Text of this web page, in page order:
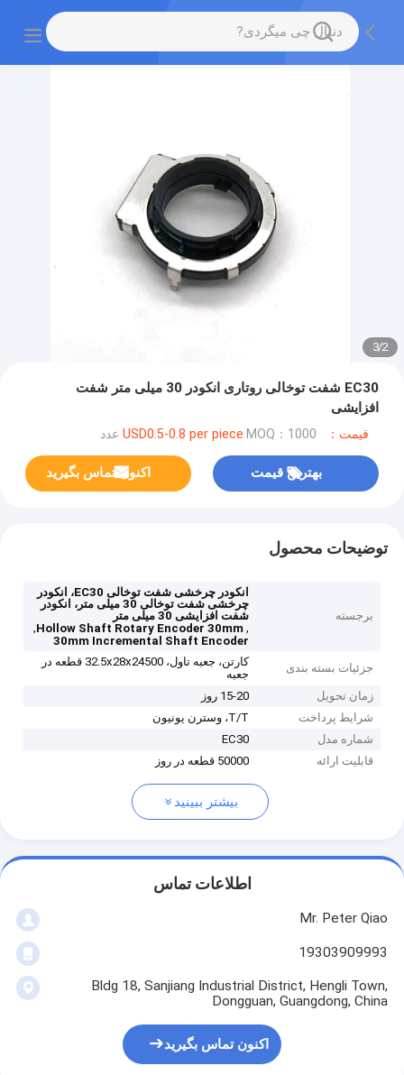
2
/
3
EC30 شفت توخالی روتاری انکودر 30 میلی متر شفت
افزایشی
قیمت：USD0.5-0.8 per piece MOQ：1000 عدد
بهترین قیمت اکنون تماس بگیرید
توضیحات محصول
برجسته
انکودر چرخشی شفت توخالی EC30، انکودر
چرخشی شفت توخالی 30 میلی متر، انکودر
شفت افزایشی 30 میلی متر
,
Hollow Shaft Rotary Encoder 30mm
,
30mm Incremental Shaft Encoder
جزئیات بسته بندی
کارتن، جعبه تاول، 32.5x28x24500 قطعه در
جعبه
زمان تحویل
15-20 روز
شرایط پرداخت
T/T، وسترن یونیون
شماره مدل
EC30
قابلیت ارائه
50000 قطعه در روز
بیشتر ببینید
اطلاعات تماس
Mr. Peter Qiao
19303909993
Bldg 18, Sanjiang Industrial District, Hengli Town,
Dongguan, Guangdong, China
اکنون تماس بگیرید